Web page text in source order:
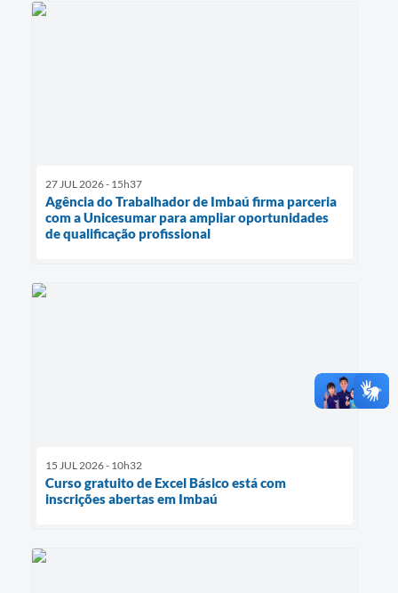
27 JUL 2026 - 15h37
Agência do Trabalhador de Imbaú firma parceria
com a Unicesumar para ampliar oportunidades
de qualificação profissional
15 JUL 2026 - 10h32
Curso gratuito de Excel Básico está com
inscrições abertas em Imbaú